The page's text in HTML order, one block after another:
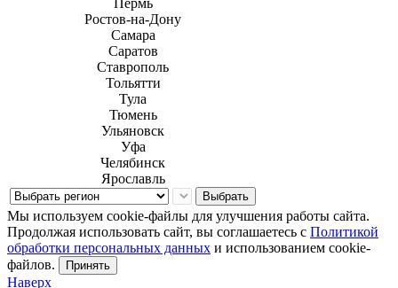
Пермь
Ростов-на-Дону
Самара
Саратов
Ставрополь
Тольятти
Тула
Тюмень
Ульяновск
Уфа
Челябинск
Ярославль
Выбрать
Мы используем cookie-файлы для улучшения работы сайта.
Продолжая использовать сайт, вы соглашаетесь с Политикой
обработки персональных данных и использованием cookie-
файлов.
Принять
Наверх